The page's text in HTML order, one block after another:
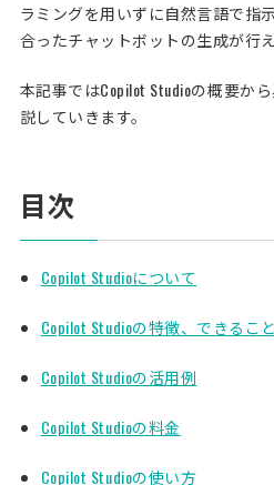
ラミングを用いずに自然言語で指
合ったチャットボットの生成が行え
本記事ではCopilot Studioの概要か
説していきます。
目次
Copilot Studioについて
Copilot Studioの特徴、できること
Copilot Studioの活用例
Copilot Studioの料金
Copilot Studioの使い方